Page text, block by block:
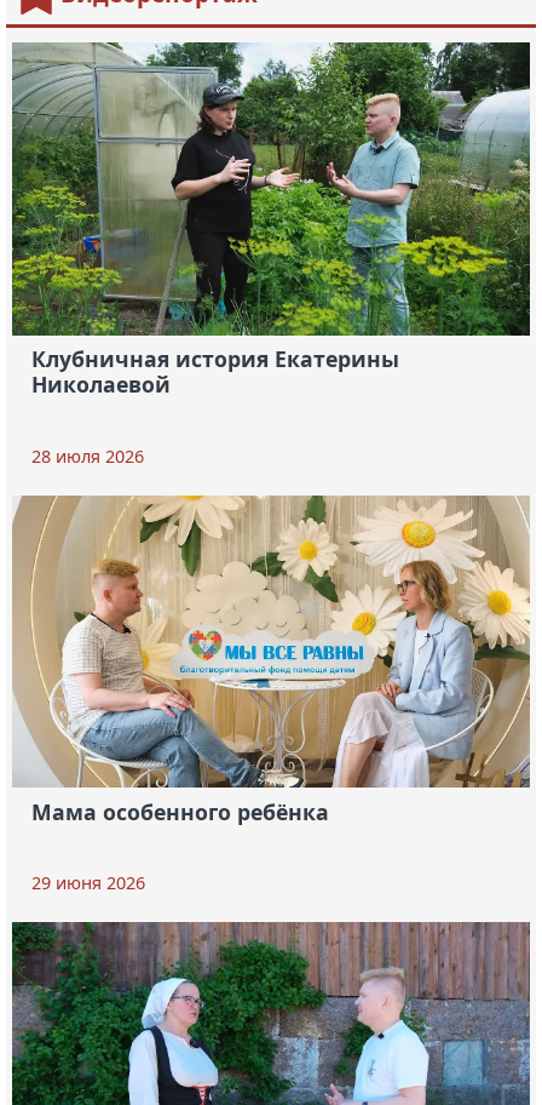
Клубничная история Екатерины
Николаевой
28 июля 2026
Мама особенного ребёнка
29 июня 2026